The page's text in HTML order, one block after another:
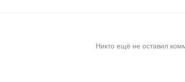
Никто ещё не оставил